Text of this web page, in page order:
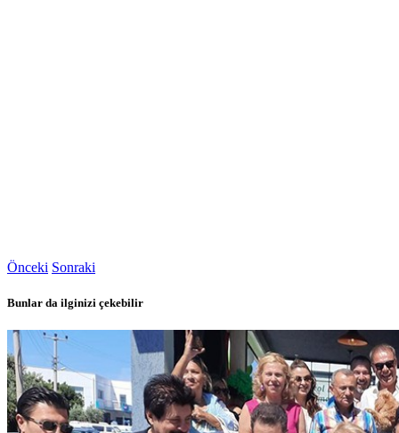
Önceki Sonraki
Bunlar da ilginizi çekebilir